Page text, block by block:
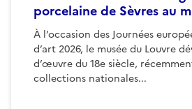
porcelaine de Sèvres au
À l’occasion des Journées
d’art 2026, le musée du Louvre
d’œuvre du 18e siècle,
collections nationales...